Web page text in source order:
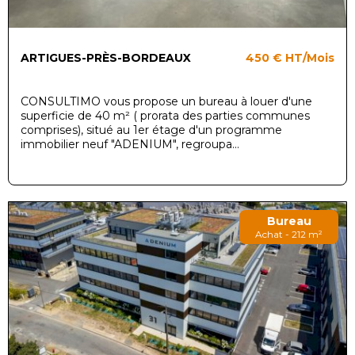
ARTIGUES-PRÈS-BORDEAUX 450 € HT/Mois
CONSULTIMO vous propose un bureau à louer d'une
superficie de 40 m² ( prorata des parties communes
comprises), situé au 1er étage d'un programme
immobilier neuf "ADENIUM", regroupa...
Bureau
Achat - 212 m²